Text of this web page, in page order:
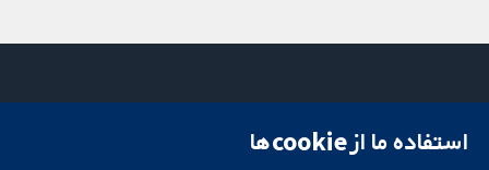
میدان کاوندیش
استفاده ما از cookie‌ها